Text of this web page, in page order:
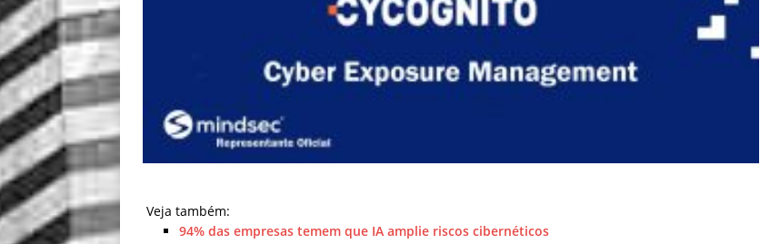
Veja também:
94% das empresas temem que IA amplie riscos cibernéticos